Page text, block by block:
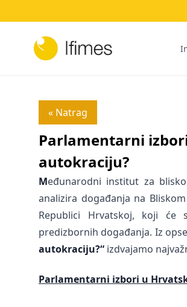
« Natrag
Parlamentarni
autokraciju?
Međunarodni institut za
analizira događanja na
Republici Hrvatskoj, koji će
predizbornih događanja. Iz
autokraciju?“ izdvajamo
Parlamentarni izbori u